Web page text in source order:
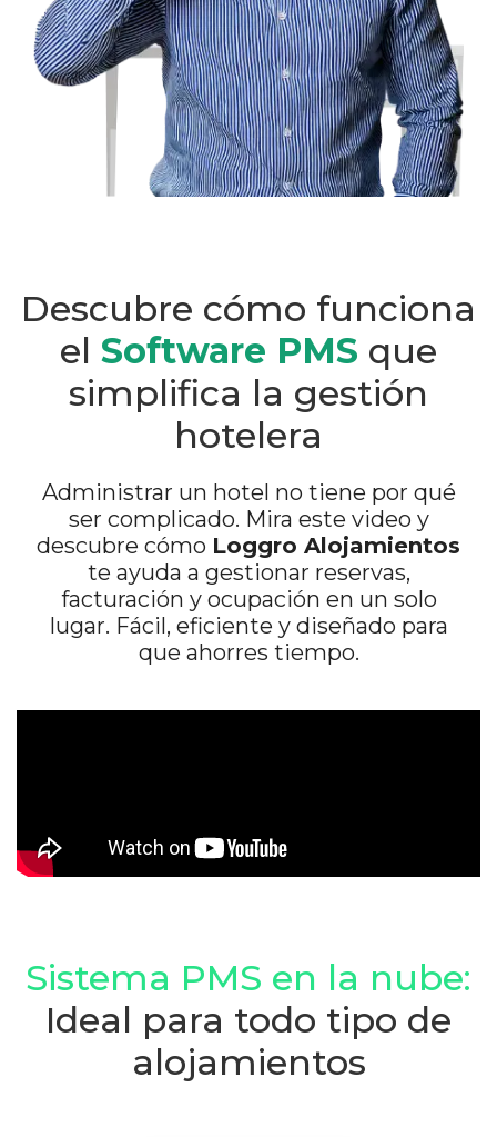
Descubre cómo funciona
el Software PMS que
simplifica la gestión
hotelera
Administrar un hotel no tiene por qué
ser complicado. Mira este video y
descubre cómo Loggro Alojamientos
te ayuda a gestionar reservas,
facturación y ocupación en un solo
lugar. Fácil, eficiente y diseñado para
que ahorres tiempo.
Sistema PMS en la nube:
Ideal para todo tipo de
alojamientos